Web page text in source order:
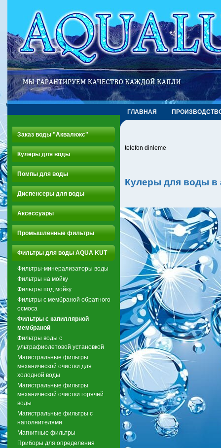
ГЛАВНАЯ
Заказ воды "Аквалюкс"
Кулеры для воды
Помпы для воды
Диспенсеры для воды
Аксессуары
Промышленные фильтры
Фильтры для воды AQUA KUT
Фильтры-минерализаторы воды
Фильтры на мойку
Фильтры под мойку
Фильтры с мембраной обратного
осмоса
Фильтры с капиллярной
мембраной
Фильтры воды с
ультрафиолетовой установкой
Магистральные фильтры
механической очистки для
холодной воды
Магистральные фильтры
механической очистки горячей
воды
Магистральные фильтры с
наполнителями
Магнитные фильтры
Приборы для определения
telefon dinleme
Кулеры для воды в